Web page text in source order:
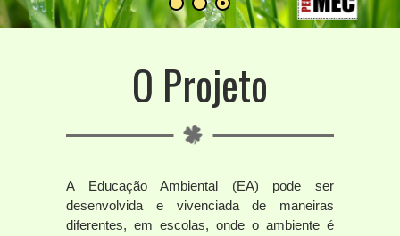
O Projeto
A Educação Ambiental (EA) pode ser
desenvolvida e vivenciada de maneiras
diferentes, em escolas, onde o ambiente é